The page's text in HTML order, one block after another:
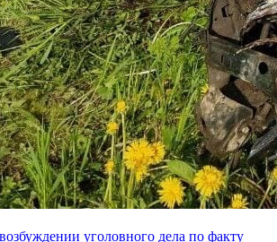
уголовного дела по факту